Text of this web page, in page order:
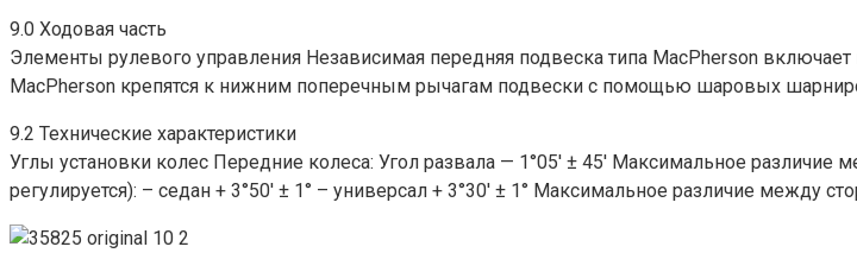
9.0 Ходовая часть
Элементы рулевого управления Независимая передняя подвеска типа MacPherson
MacPherson крепятся к нижним поперечным рычагам подвески с помощью шаровых
9.2 Технические характеристики
Углы установки колес Передние колеса: Угол развала — 1°05′ ± 45′ Максимальное
регулируется): – седан + 3°50′ ± 1° – универсал + 3°30′ ± 1° Максимальное различие между